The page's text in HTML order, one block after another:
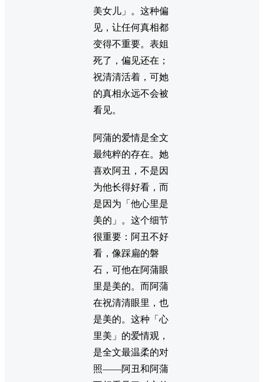
美女儿」。这种偏
见，让任何真相都
变得不重要。表姐
死了，偏见还在；
祝清清活着，可她
的真相永远不会被
看见。
阿蒲的爱情是全文
最纯粹的存在。她
喜欢阿丑，不是因
为他长得好看，而
是因为「他心里是
美的」。这个细节
很重要：阿丑不好
看，像踩扁的磐
石，可他在阿蒲眼
里是美的。而阿蒲
在祝清清眼里，也
是美的。这种「心
里美」的爱情观，
是全文最温柔的对
照——阿丑和阿蒲